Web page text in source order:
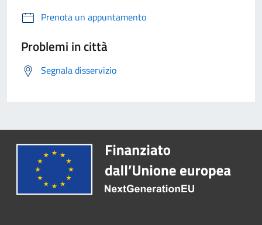
Prenota un appuntamento
Problemi in città
Segnala disservizio